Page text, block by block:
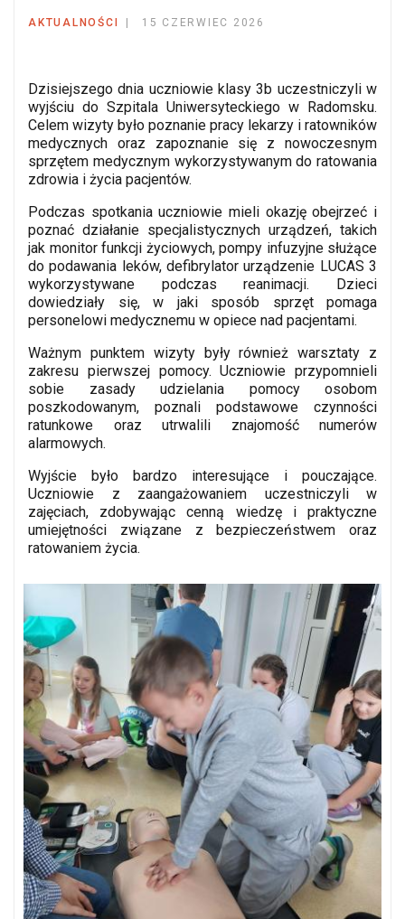
AKTUALNOŚCI 15 CZERWIEC 2026
Dzisiejszego dnia uczniowie klasy 3b uczestniczyli w
wyjściu do Szpitala Uniwersyteckiego w Radomsku.
Celem wizyty było poznanie pracy lekarzy i ratowników
medycznych oraz zapoznanie się z nowoczesnym
sprzętem medycznym wykorzystywanym do ratowania
zdrowia i życia pacjentów.
Podczas spotkania uczniowie mieli okazję obejrzeć i
poznać działanie specjalistycznych urządzeń, takich
jak monitor funkcji życiowych, pompy infuzyjne służące
do podawania leków, defibrylator urządzenie LUCAS 3
wykorzystywane podczas reanimacji. Dzieci
dowiedziały się, w jaki sposób sprzęt pomaga
personelowi medycznemu w opiece nad pacjentami.
Ważnym punktem wizyty były również warsztaty z
zakresu pierwszej pomocy. Uczniowie przypomnieli
sobie zasady udzielania pomocy osobom
poszkodowanym, poznali podstawowe czynności
ratunkowe oraz utrwalili znajomość numerów
alarmowych.
Wyjście było bardzo interesujące i pouczające.
Uczniowie z zaangażowaniem uczestniczyli w
zajęciach, zdobywając cenną wiedzę i praktyczne
umiejętności związane z bezpieczeństwem oraz
ratowaniem życia.